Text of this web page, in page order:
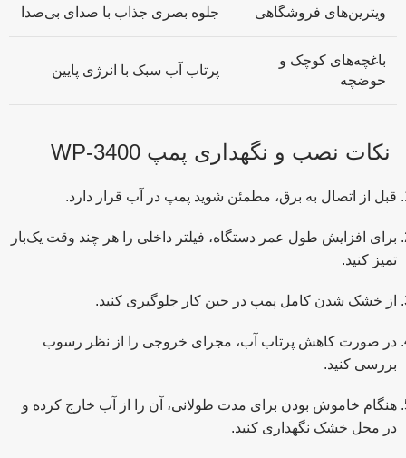
ویترین‌های فروشگاهی جلوه بصری جذاب با صدای بی‌صدا
باغچه‌های کوچک و
حوضچه
پرتاب آب سبک با انرژی پایین
نکات نصب و نگهداری پمپ WP-3400
قبل از اتصال به برق، مطمئن شوید پمپ در آب قرار دارد.
برای افزایش طول عمر دستگاه، فیلتر داخلی را هر چند وقت یک‌بار
تمیز کنید.
از خشک شدن کامل پمپ در حین کار جلوگیری کنید.
در صورت کاهش پرتاب آب، مجرای خروجی را از نظر رسوب
بررسی کنید.
هنگام خاموش بودن برای مدت طولانی، آن را از آب خارج کرده و
در محل خشک نگهداری کنید.